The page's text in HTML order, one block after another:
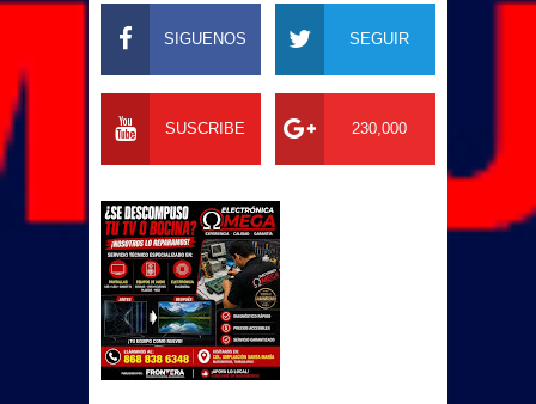
SIGUENOS SEGUIR
SUSCRIBE 230,000